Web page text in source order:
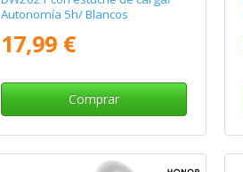
Autonomía 5h/ Blancos
17,99 €
Comprar